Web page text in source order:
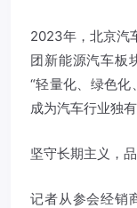
2023年，北京汽
团新能源汽车板
“轻量化、绿色化
成为汽车行业独
坚守长期主义，
记者从参会经销